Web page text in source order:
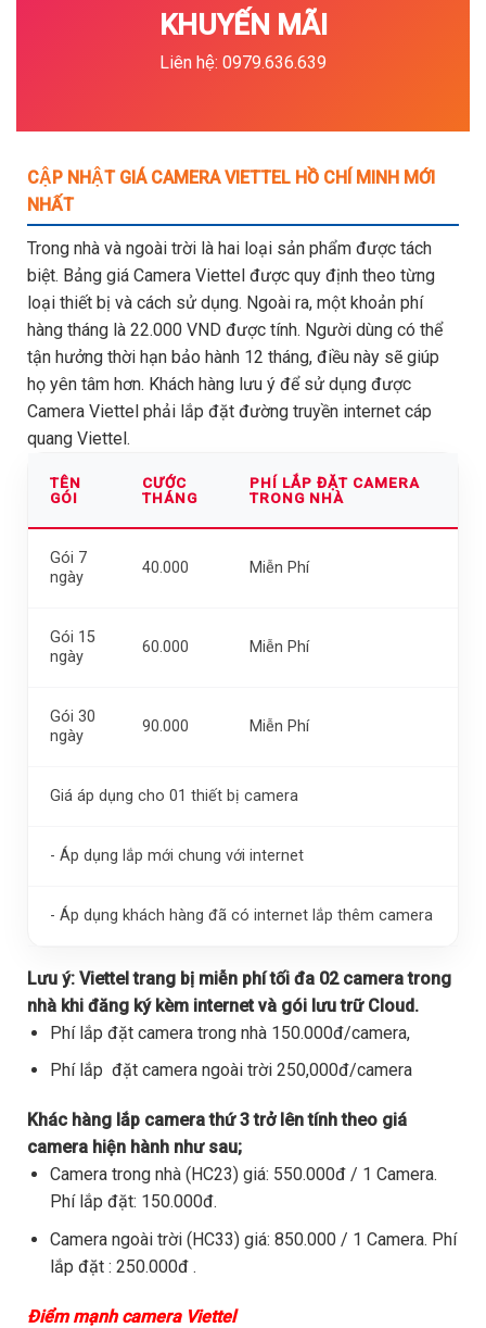
KHUYẾN MÃI
Liên hệ: 0979.636.639
CẬP NHẬT GIÁ CAMERA VIETTEL HỒ CHÍ MINH MỚI
NHẤT
Trong nhà và ngoài trời là hai loại sản phẩm được tách
biệt. Bảng giá Camera Viettel được quy định theo từng
loại thiết bị và cách sử dụng. Ngoài ra, một khoản phí
hàng tháng là 22.000 VND được tính. Người dùng có thể
tận hưởng thời hạn bảo hành 12 tháng, điều này sẽ giúp
họ yên tâm hơn. Khách hàng lưu ý để sử dụng được
Camera Viettel phải lắp đặt đường truyền internet cáp
quang Viettel.
TÊN
GÓI
CƯỚC
THÁNG
PHÍ LẮP ĐẶT CAMERA
TRONG NHÀ
Gói 7
ngày
40.000 Miễn Phí
Gói 15
ngày
60.000 Miễn Phí
Gói 30
ngày
90.000 Miễn Phí
Giá áp dụng cho 01 thiết bị camera
- Áp dụng lắp mới chung với internet
- Áp dụng khách hàng đã có internet lắp thêm camera
Lưu ý: Viettel trang bị miễn phí tối đa 02 camera trong
nhà khi đăng ký kèm internet và gói lưu trữ Cloud.
Phí lắp đặt camera trong nhà 150.000đ/camera,
Phí lắp đặt camera ngoài trời 250,000đ/camera
Khác hàng lắp camera thứ 3 trở lên tính theo giá
camera hiện hành như sau;
Camera trong nhà (HC23) giá: 550.000đ / 1 Camera.
Phí lắp đặt: 150.000đ.
Camera ngoài trời (HC33) giá: 850.000 / 1 Camera. Phí
lắp đặt : 250.000đ .
Điểm mạnh camera Viettel